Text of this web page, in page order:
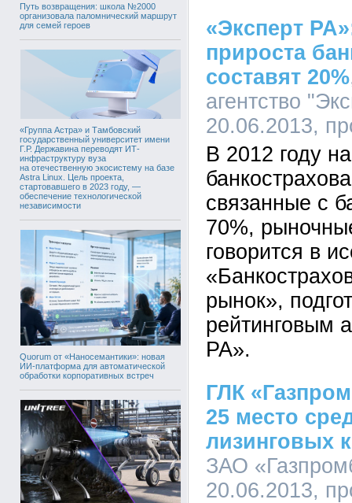
Путь возвращения: школа №2000
организовала паломнический маршрут
для семей героев
«Группа Астра» и Тамбовский
государственный университет имени
Г.Р. Державина переводят ИТ-
инфраструктуру вуза
на отечественную экосистему на базе
Astra Linux. Цель проекта,
стартовавшего в 2023 году, —
обеспечение технологической
независимости
Quorum от «Наносемантики»: новая
ИИ-платформа для автоматической
обработки корпоративных встреч
«Эксперт
прироста
составят 20%
агентство
20.06.2013,
В 2012 году
связанные с
70%,
говорится в
рынок»,
рейтинговым
РА».
ГЛК
25 место
лизинговых
ЗАО
20.06.2013,